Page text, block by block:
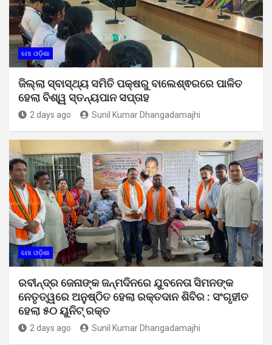
ମୋ ଓଡ଼ିଶା
ଜିଲ୍ଲା ସ୍ବାସ୍ଥ୍ୟ ସମିତି ପକ୍ଷରୁ ବାଲେଶ୍ଵରରେ ପାଳିତ
ହେଲା ବିଶ୍ୱ ସ୍ତନ୍ୟପାନ ସପ୍ତାହ
2 days ago Sunil Kumar Dhangadamajhi
ମୋ ଓଡ଼ିଶା
ରବୀନ୍ଦ୍ର ଜେନାଙ୍କ ଜନ୍ମଦିନରେ ଯୁବନେତା ସିମନଙ୍କ
ନେତୃତ୍ୱରେ ଅନୁଷ୍ଠିତ ହେଲା ରକ୍ତଦାନ ଶିବିର : ସଂଗୃହୀତ
ହେଲା ୫୦ ୟୁନିଟ୍ ରକ୍ତ
2 days ago Sunil Kumar Dhangadamajhi